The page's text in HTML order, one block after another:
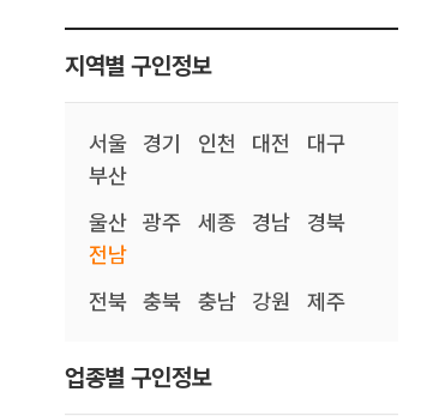
지역별 구인정보
서울 경기 인천 대전
대구
부산
울산
광주 세종 경남
경북
전남
전북
충북 충남 강원 제주
업종별 구인정보